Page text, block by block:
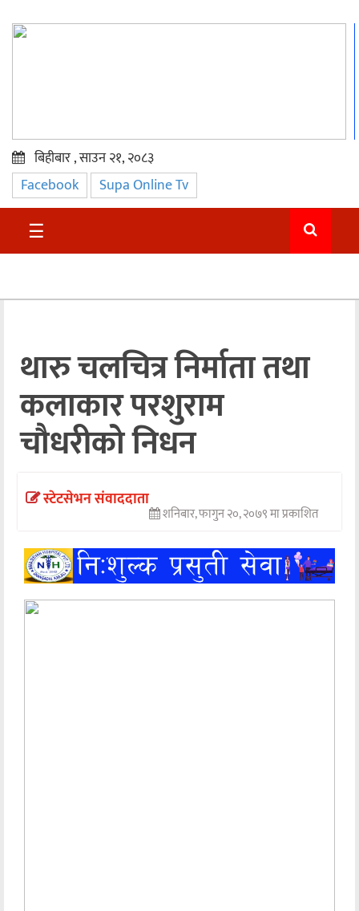
प्रमुख
समाचार
सुदुर
अन्तराष्ट्रिय
अन्तर्वार्ता
अर्थ
खेलकुद
मनोरञ्जन
बिहीबार , साउन २१, २०८३
Facebook Supa Online Tv
☰
थारु चलचित्र निर्माता तथा
कलाकार परशुराम
चौधरीको निधन
स्टेटसेभन संवाददाता
शनिबार, फागुन २०, २०७९ मा प्रकाशित